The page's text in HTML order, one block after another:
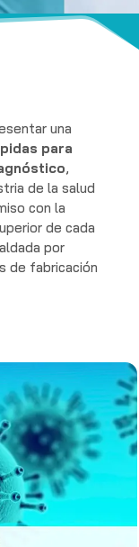
una
para
,
de la salud
con la
de cada
por
de fabricación